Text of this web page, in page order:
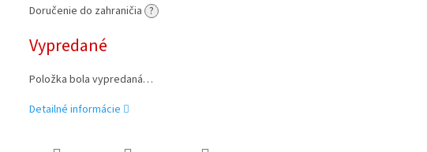
Jednotková
Doručenie do zahraničia ?
Vypredané
Položka bola vypredaná…
Detailné informácie